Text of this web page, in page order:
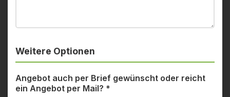
Weitere Optionen
Angebot auch per Brief gewünscht oder reicht
ein Angebot per Mail? *